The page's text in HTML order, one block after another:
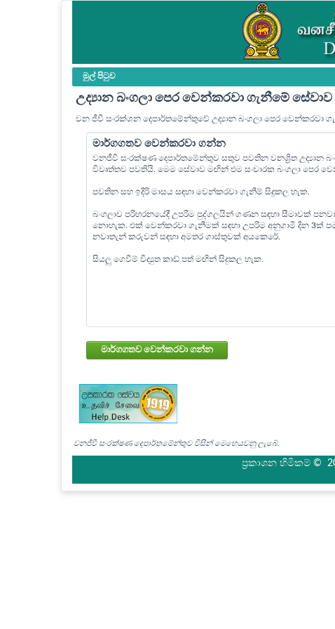
මුල් පි‍ටුව
උද්‍යාන බංගලා පෙර වෙන්කරවා ගැනීමේ සේවාව
වන ජීවී සංරක්ශන දෙපාර්තමේන්තුවේ උද්‍යාන බංගලා පෙර වෙන්කරවා
මාර්ගගතව වෙන්කරවා ගන්න
වනජීවී සංරක්ෂණ දෙපාර්තමේන්තුව සතුව පවතින වනශ්‍රිත උද්‍යාන
විවෘත්තව පවතියි. මෙම සේවාව මඟින් එම සංචාරක බංගලා පෙර
පවතින සහ ඉදිරි මාසය සඳහා වෙන්කරවා ගැනීම් සිදුකල හැක.
බංගලාව පරිහරනයේදී උපරිම පුද්ගලයින් ගණන සඳහා සීමාවක්
නොහැක. එක් වෙන්කරවා ගැනීමක් සඳහා උපරිම අනුගාමී දින 3ක්
නවාතැන් කරුවන් සඳහා අමතර ගාස්තුවක් අයකෙරේ.
සියලු ගෙවීම් විද්‍යුත කාඩ් පත් මඟින් සිදුකල හැක.
මාර්ගගතව වෙන්කරවා ගන්න
වනජීවී සංරක්ෂණ දෙපාර්තමේන්තුව විසින් මෙහෙයවනු ලැබේ.
ප්‍රකාශන හිමිකම් ©